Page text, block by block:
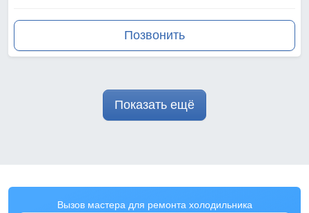
Позвонить
Показать ещё
Вызов мастера для ремонта холодильника